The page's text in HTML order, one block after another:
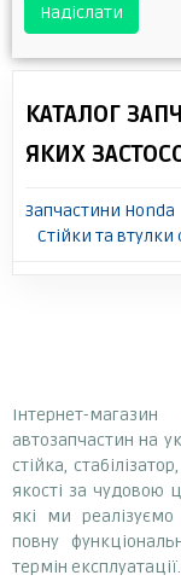
Надіслати
КАТАЛОГ
ЯКИХ
Запчастини Honda
Стійки та втулки
Інтернет-
автозапчастин на
стійка,
якості за чудовою
які ми
повну
термін експлуатації.